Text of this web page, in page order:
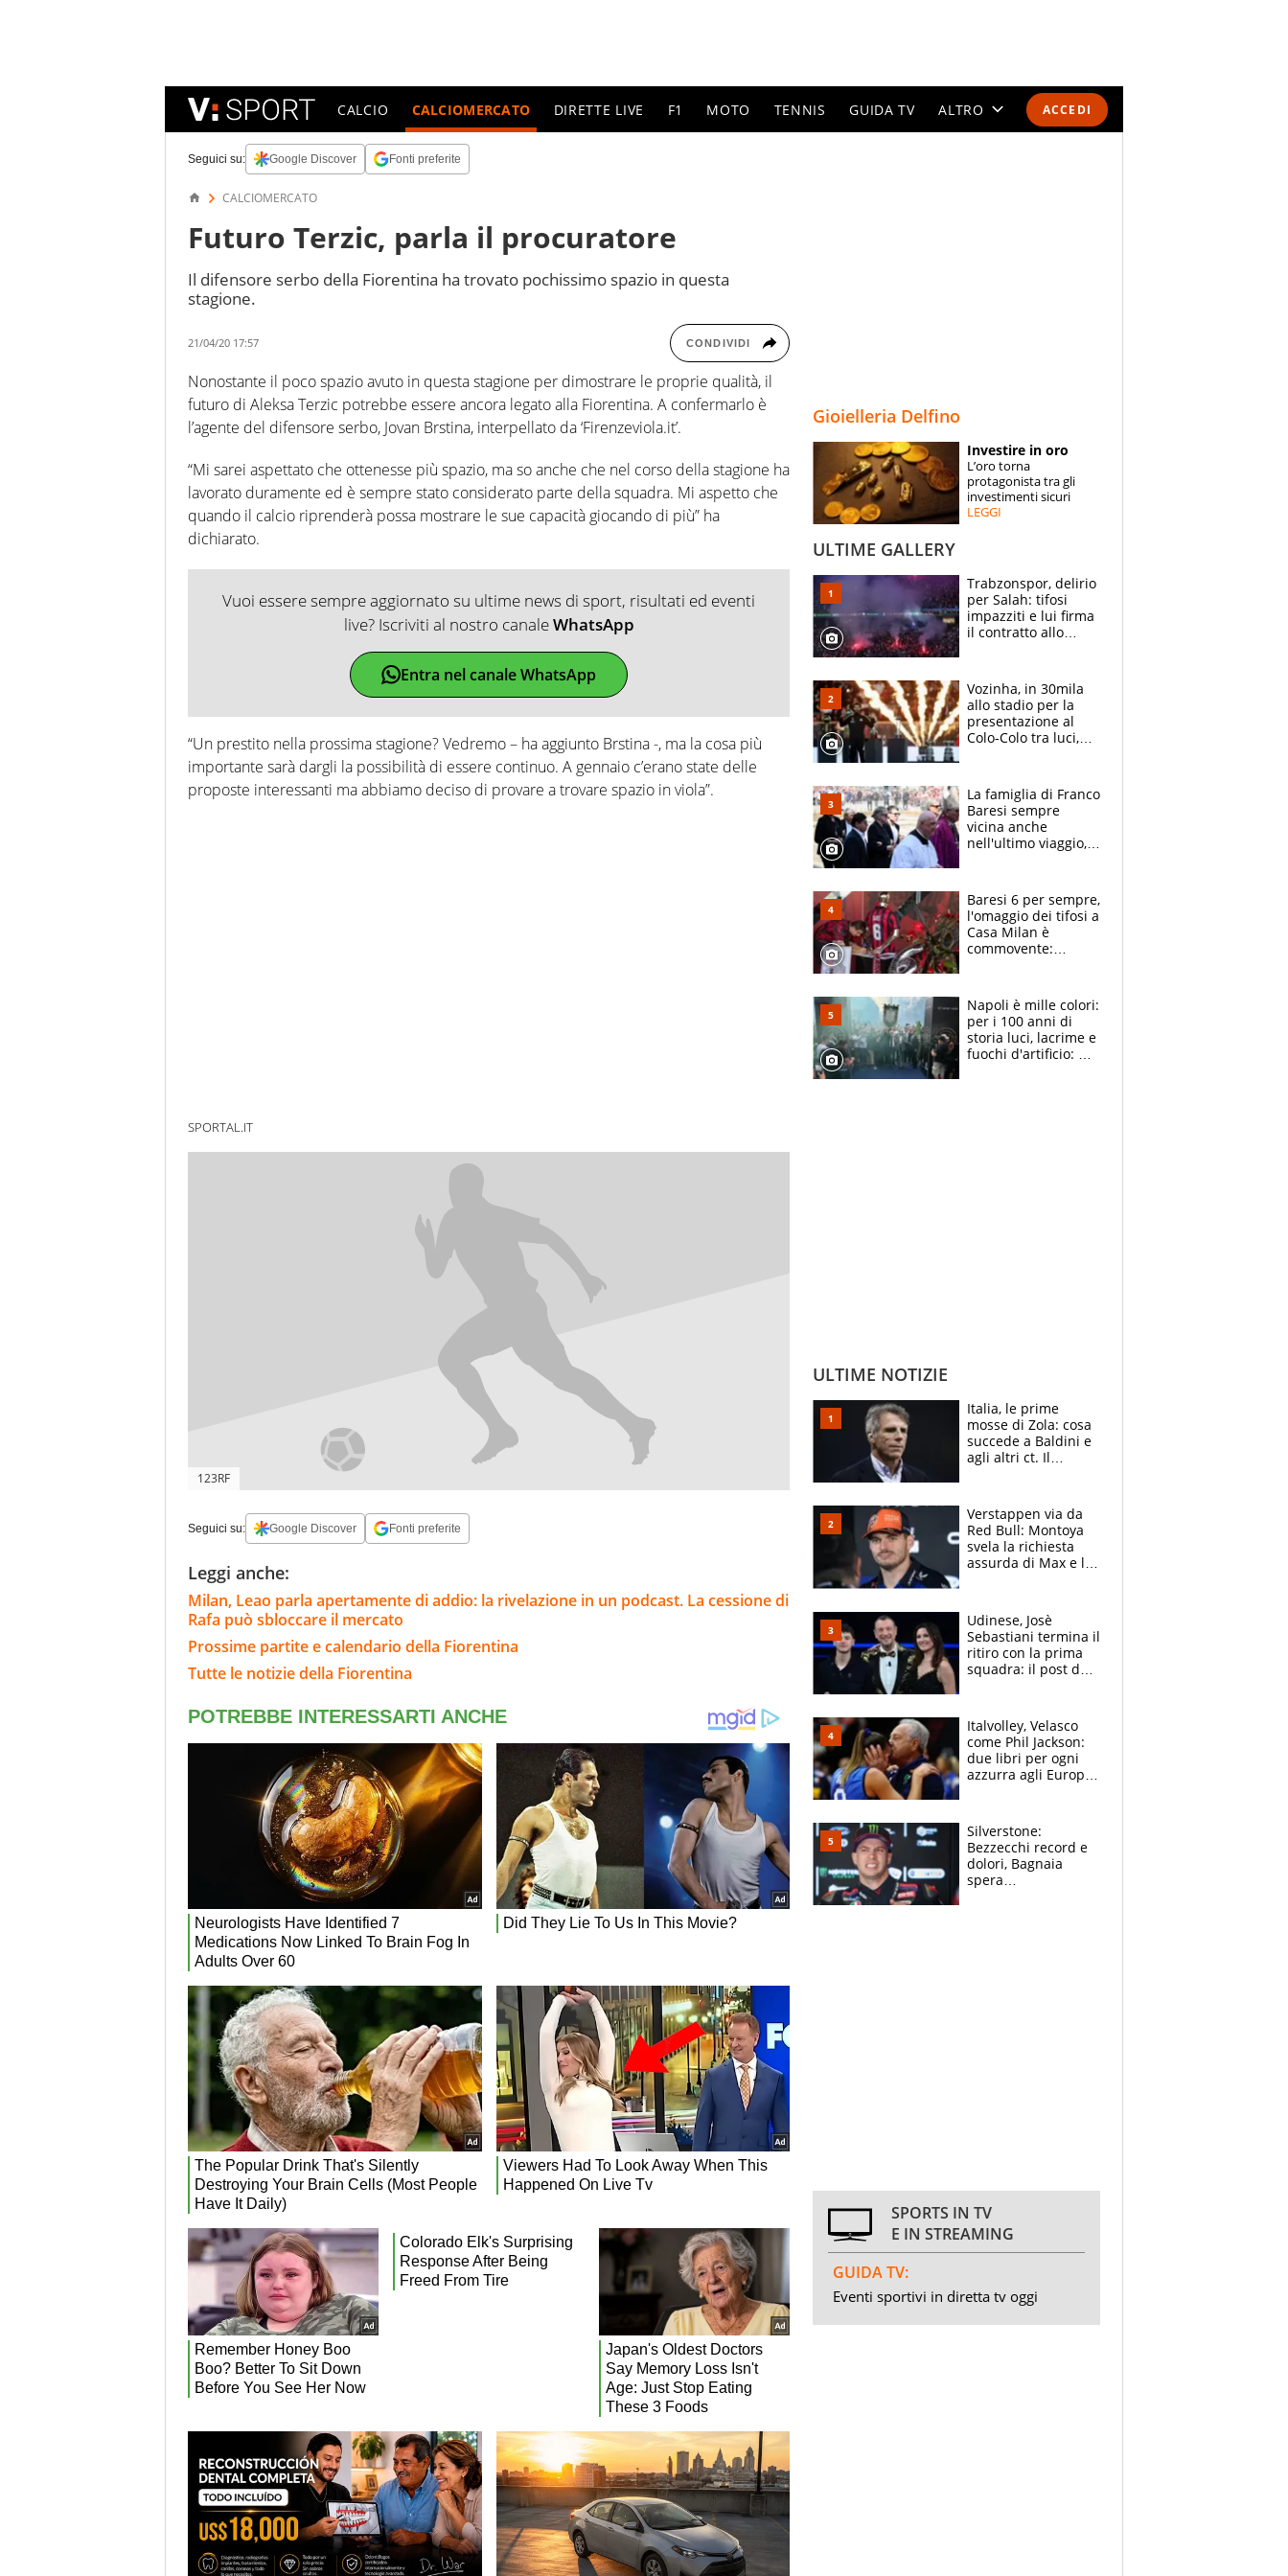
ACCEDI
CALCIO CALCIOMERCATO DIRETTE LIVE F1 MOTO TENNIS GUIDA TV ALTRO
SPECIALI
ESPERTI
Seguici su: Google Discover Fonti preferite
CALCIOMERCATO
Futuro Terzic, parla il procuratore
Il difensore serbo della Fiorentina ha trovato pochissimo spazio in questa
stagione.
21/04/20 17:57 CONDIVIDI
Nonostante il poco spazio avuto in questa stagione per dimostrare le proprie qualità, il
futuro di Aleksa Terzic potrebbe essere ancora legato alla Fiorentina. A confermarlo è
l’agente del difensore serbo, Jovan Brstina, interpellato da ‘Firenzeviola.it’.
“Mi sarei aspettato che ottenesse più spazio, ma so anche che nel corso della stagione ha
lavorato duramente ed è sempre stato considerato parte della squadra. Mi aspetto che
quando il calcio riprenderà possa mostrare le sue capacità giocando di più” ha
dichiarato.
Vuoi essere sempre aggiornato su ultime news di sport, risultati ed eventi
live? Iscriviti al nostro canaleWhatsApp
Entra nel canale WhatsApp
“Un prestito nella prossima stagione? Vedremo – ha aggiunto Brstina -, ma la cosa più
importante sarà dargli la possibilità di essere continuo. A gennaio c’erano state delle
proposte interessanti ma abbiamo deciso di provare a trovare spazio in viola”.
SPORTAL.IT
123RF
Seguici su: Google Discover Fonti preferite
Leggi anche:
Milan, Leao parla apertamente di addio: la rivelazione in un podcast. La cessione di
Rafa può sbloccare il mercato
Prossime partite e calendario della Fiorentina
Tutte le notizie della Fiorentina
Gioielleria Delfino
Investire in oro
L’oro torna
protagonista tra gli
investimenti sicuri
LEGGI
ULTIME GALLERY
Trabzonspor, delirio
per Salah: tifosi
impazziti e lui firma
il contratto allo
Vozinha, in 30mila
allo stadio per la
presentazione al
Colo-Colo tra luci,
La famiglia di Franco
Baresi sempre
vicina anche
nell'ultimo viaggio,
circondati
dall'affetto dei tifosi
Baresi 6 per sempre,
l'omaggio dei tifosi a
Casa Milan è
commovente:
bigliettini
Napoli è mille colori:
per i 100 anni di
storia luci, lacrime e
fuochi d'artificio: De
ULTIME NOTIZIE
Italia, le prime
mosse di Zola: cosa
succede a Baldini e
agli altri ct. Il
azzurri
Verstappen via da
Red Bull: Montoya
svela la richiesta
assurda di Max e lo
McLaren siano
meglio?”
Udinese, Josè
Sebastiani termina il
ritiro con la prima
squadra: il post del
sfondo
Italvolley, Velasco
come Phil Jackson:
due libri per ogni
azzurra agli Europei.
Silverstone:
Bezzecchi record e
dolori, Bagnaia
spera
SPORTS IN TV
E IN STREAMING
GUIDA TV:
Eventi sportivi in diretta tv oggi